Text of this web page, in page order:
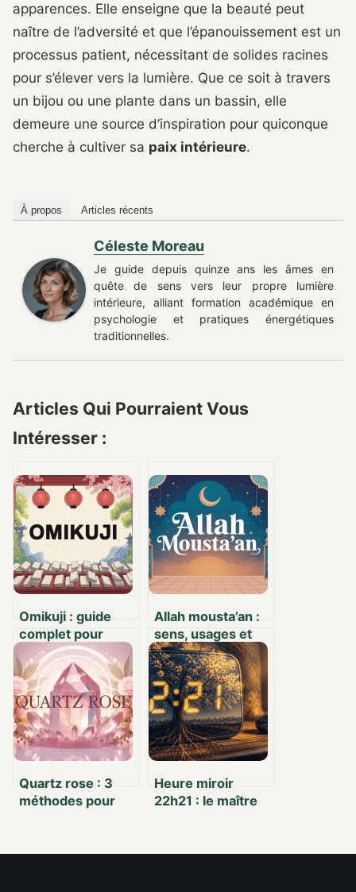
apparences. Elle enseigne que la beauté peut
naître de l’adversité et que l’épanouissement est un
processus patient, nécessitant de solides racines
pour s’élever vers la lumière. Que ce soit à travers
un bijou ou une plante dans un bassin, elle
demeure une source d’inspiration pour quiconque
cherche à cultiver sa paix intérieure.
À propos Articles récents
Céleste Moreau
Je guide depuis quinze ans les âmes en
quête de sens vers leur propre lumière
intérieure, alliant formation académique en
psychologie et pratiques énergétiques
traditionnelles.
Articles Qui Pourraient Vous
Intéresser :
Omikuji : guide
complet pour
comprendre et
bien interpréter
votre fortune
Allah mousta’an :
sens, usages et
profondeur
spirituelle
Quartz rose : 3
méthodes pour
et profiter de ses
Heure miroir
22h21 : le maître
votre réussite